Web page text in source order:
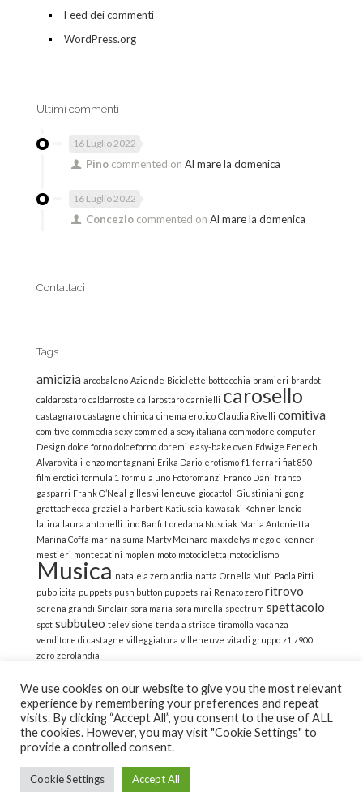
Feed dei commenti
WordPress.org
Ultimi commenti
16 Luglio 2022
Pino commented onAl mare la domenica
16 Luglio 2022
Concezio commented onAl mare la domenica
Contattaci
Tags
amicizia arcobaleno Aziende Biciclette bottecchia bramieri brardot
caldarostaro caldarroste callarostaro carnielli carosello
castagnaro castagne chimica cinema erotico Claudia Rivelli comitiva
comitive commedia sexy commedia sexy italiana commodore computer
Design dolce forno dolceforno doremi easy-bake oven Edwige Fenech
Alvaro vitali enzo montagnani Erika Dario erotismo f1 ferrari fiat 850
film erotici formula 1 formula uno Fotoromanzi Franco Dani franco
gasparri Frank O’Neal gilles villeneuve giocattoli Giustiniani gong
grattachecca graziella harbert Katiuscia kawasaki Kohner lancio
latina laura antonelli lino Banfi Loredana Nusciak Maria Antonietta
Marina Coffa marina suma Marty Meinard max delys mego e kenner
mestieri montecatini moplen moto motocicletta motociclismo
Musica natale a zerolandia natta Ornella Muti Paola Pitti
pubblicita puppets push button puppets rai Renato zero ritrovo
serena grandi Sinclair sora maria sora mirella spectrum spettacolo
spot subbuteo televisione tenda a strisce tiramolla vacanza
venditore di castagne villeggiatura villeneuve vita di gruppo z1 z900
zero zerolandia
© 2022 La Strana Nostalgia | All Rights Reserved | Powered
We use cookies on our website to give you the most relevant
experience by remembering your preferences and repeat
visits. By clicking “Accept All”, you consent to the use of ALL
the cookies. However, you may visit "Cookie Settings" to
provide a controlled consent.
Cookie Settings Accept All